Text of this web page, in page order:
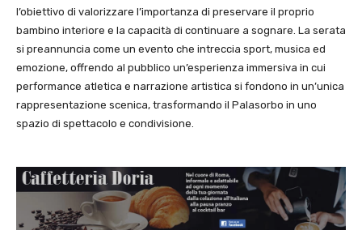
l’obiettivo di valorizzare l’importanza di preservare il proprio
bambino interiore e la capacità di continuare a sognare. La serata
si preannuncia come un evento che intreccia sport, musica ed
emozione, offrendo al pubblico un’esperienza immersiva in cui
performance atletica e narrazione artistica si fondono in un’unica
rappresentazione scenica, trasformando il Palasorbo in uno
spazio di spettacolo e condivisione.